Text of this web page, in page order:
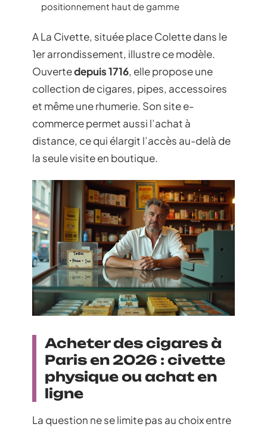
positionnement haut de gamme
A La Civette, située place Colette dans le
1er arrondissement, illustre ce modèle.
Ouvertedepuis 1716, elle propose une
collection de cigares, pipes, accessoires
et même une rhumerie. Son site e-
commerce permet aussi l’achat à
distance, ce qui élargit l’accès au-delà de
la seule visite en boutique.
Acheter des cigares à
Paris en 2026 : civette
physique ou achat en
ligne
La question ne se limite pas au choix entre